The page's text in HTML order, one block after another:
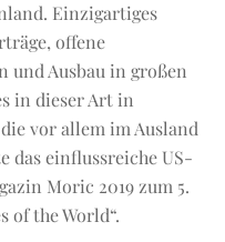
Einzigartiges
offene
und Ausbau in großen
in dieser Art in
vor allem im Ausland
das einflussreiche US-
Moric 2019 zum 5.
of the World“.